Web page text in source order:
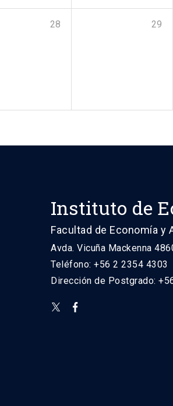
28 29
Instituto de
Facultad de Economía y
Avda. Vicuña Mackenna
Teléfono: +56 2 2354 4303
Dirección de Postgrado: